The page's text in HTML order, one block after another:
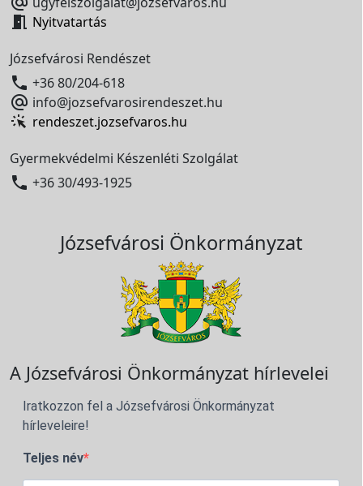
 Nyitvatartás
Józsefvárosi Rendészet
 +36 80/204-618
 info@jozsefvarosirendeszet.hu
rendeszet.jozsefvaros.hu
Gyermekvédelmi Készenléti Szolgálat
 +36 30/493-1925
Józsefvárosi Önkormányzat
A Józsefvárosi Önkormányzat hírlevelei
Iratkozzon fel a Józsefvárosi Önkormányzat
hírleveleire!
Teljes név